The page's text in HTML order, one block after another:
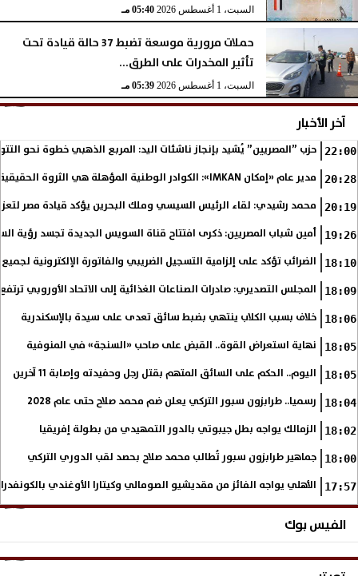
السبت، 1 أغسطس 2026 05:40 مـ
حملات مرورية موسعة تضبط 37 حالة قيادة تحت
تأثير المخدرات على الطرق...
السبت، 1 أغسطس 2026 05:39 مـ
آخر الأخبار
22:00 حزب ”المصريين” يُشيد بإنجاز ناشئات اليد: المربع الذهبي خطوة نحو
20:28 مدير عام «إمكان IMKAN»: الكوادر الوطنية المؤهلة هي الثروة الحقيقية لمستقبل التنمية في مصر
20:19 محمد رشيدي: لقاء الرئيس السيسي وملك البحرين يؤكد قيادة مصر
19:26 أمين شباب المصريين: ذكرى افتتاح قناة السويس الجديدة تجسد رؤية
18:10 الضرائب تؤكد على إلزامية التسجيل الضريبي والفاتورة الإلكترونية
18:09 المجلس التصديري: صادرات الصناعات الغذائية إلى الاتحاد الأوروبي ترتفع 15.4% خلال النصف الأول من
18:06 خلاف بسبب الكلاب ينتهي بضبط سائق تعدى على سيدة بالإسكندرية
18:05 نهاية استعراض القوة.. القبض على صاحب «السنجة» في المنوفية
18:05 اليوم.. الحكم على السائق المتهم بقتل رجل وحفيدته وإصابة 11 آخرين
18:04 رسميا.. طرابزون سبور التركي يعلن ضم محمد صلاح حتى عام 2028
18:02 الزمالك يواجه بطل جيبوتي بالدور التمهيدي من بطولة إفريقيا
18:00 جماهير طرابزون سبور تُطالب محمد صلاح بحصد لقب الدوري التركي
17:57 الأهلي يواجه الفائز من مقديشيو الصومالي وكيتارا الأوغندي
الفيس بوك